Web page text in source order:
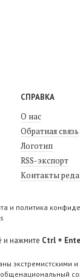
СПРАВКА
О нас
Обратная связь
Логотип
RSS-экспорт
Контакты
и политика
и нажмите Ctrl +
экстремистскими